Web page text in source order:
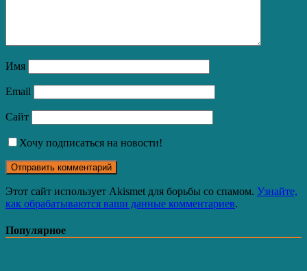
Имя
Email
Сайт
Хочу подписаться на новости!
Этот сайт использует Akismet для борьбы со спамом. Узнайте,
как обрабатываются ваши данные комментариев.
Популярное